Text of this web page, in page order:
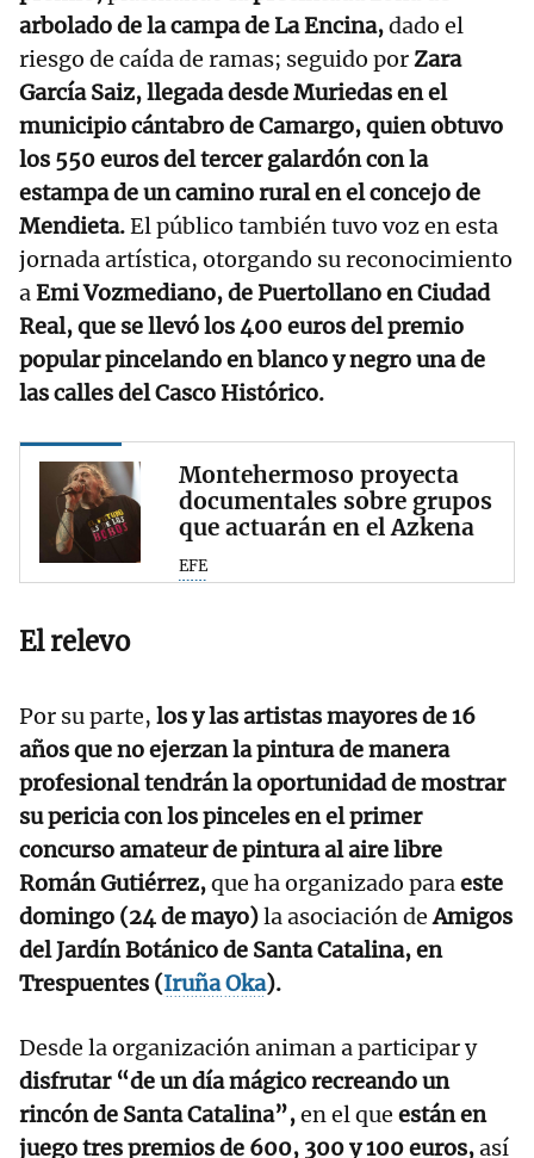
arbolado de la campa de La Encina,dado el
riesgo de caída de ramas; seguido porZara
García Saiz, llegada desde Muriedas en el
municipio cántabro de Camargo, quien obtuvo
los 550 euros del tercer galardón con la
estampa de un camino rural en el concejo de
Mendieta.El público también tuvo voz en esta
jornada artística, otorgando su reconocimiento
aEmi Vozmediano, de Puertollano en Ciudad
Real, que se llevó los 400 euros del premio
popular pincelando en blanco y negro una de
las calles del Casco Histórico.
Montehermoso proyecta
documentales sobre grupos
que actuarán en el Azkena
EFE
El relevo
Por su parte, los y las artistas mayores de 16
años que no ejerzan la pintura de manera
profesional tendrán la oportunidad de mostrar
su pericia con los pinceles en el primer
concurso amateur de pintura al aire libre
Román Gutiérrez,que ha organizado paraeste
domingo (24 de mayo)la asociación deAmigos
del Jardín Botánico de Santa Catalina, en
Trespuentes (Iruña Oka).
Desde la organización animan a participar y
disfrutar “de un día mágico recreando un
rincón de Santa Catalina”,en el que están en
juego tres premios de 600, 300 y 100 euros,así